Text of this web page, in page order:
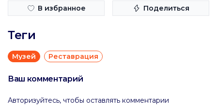
В избранное Поделиться
Теги
Музей Реставрация
Ваш комментарий
Авторизуйтесь, чтобы оставлять комментарии